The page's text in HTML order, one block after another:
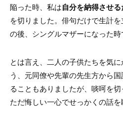
陥った時、私は自分を納得させ
を切りました。俳句だけで生計
の後、シングルマザーになった時
とは言え、二人の子供たちを気
う、元同僚や先輩の先生方から
ることもありましたが、啖呵を
ただ悔しい一心でせっかくの話を